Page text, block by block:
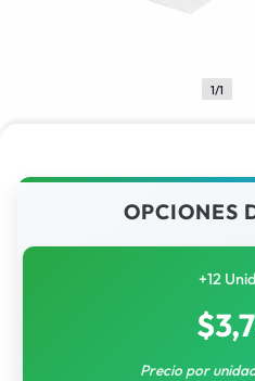
1/1
OPCIONES
+12
$
Precio por